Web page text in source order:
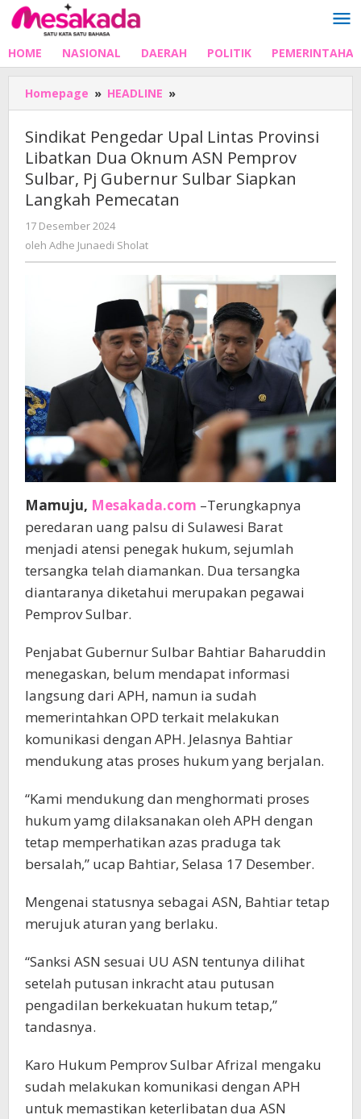
Lewati
ke
HOME NASIONAL DAERAH POLITIK
Homepage » HEADLINE »
Pengedar
Lintas
Provinsi
Libatkan
Dua
Oknum
Sulbar,
Pj
Gubernur
Sulbar
Siapkan
Langkah
Pemecatan
Sindikat Pengedar Upal Lintas Provinsi
Libatkan Dua Oknum ASN Pemprov
Sulbar, Pj Gubernur Sulbar Siapkan
Langkah Pemecatan
17 Desember 2024
Adhe
oleh Adhe Junaedi Sholat
Mamuju, Mesakada.com –Terungkapnya
peredaran uang palsu di Sulawesi Barat
menjadi atensi penegak hukum, sejumlah
tersangka telah diamankan. Dua tersangka
diantaranya diketahui merupakan pegawai
Pemprov Sulbar.
Penjabat Gubernur Sulbar Bahtiar Baharuddin
menegaskan, belum mendapat informasi
langsung dari APH, namun ia sudah
memerintahkan OPD terkait melakukan
komunikasi dengan APH. Jelasnya Bahtiar
mendukung atas proses hukum yang berjalan.
“Kami mendukung dan menghormati proses
hukum yamg dilaksanakan oleh APH dengan
tetap memperhatikan azas praduga tak
bersalah,” ucap Bahtiar, Selasa 17 Desember.
Mengenai statusnya sebagai ASN, Bahtiar tetap
merujuk aturan yang berlaku.
“Sanksi ASN sesuai UU ASN tentunya dilihat
setelah putusan inkracht atau putusan
pengadilan berkekuatan hukum tetap,”
tandasnya.
Karo Hukum Pemprov Sulbar Afrizal mengaku
sudah melakukan komunikasi dengan APH
untuk memastikan keterlibatan dua ASN